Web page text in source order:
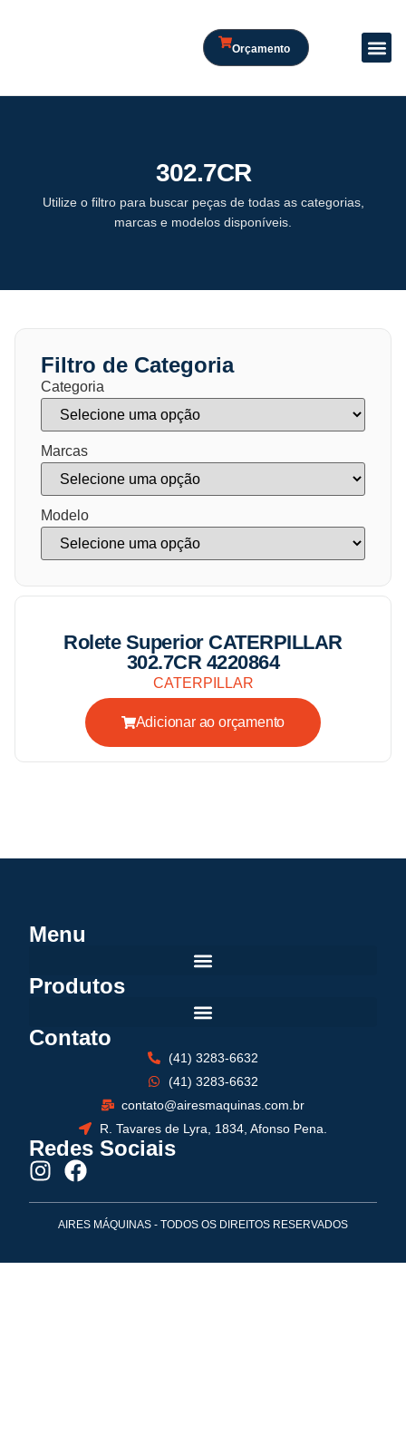
Orçamento
302.7CR
Utilize o filtro para buscar peças de todas as categorias,
marcas e modelos disponíveis.
Filtro de Categoria
Categoria
Marcas
Modelo
Rolete Superior CATERPILLAR
302.7CR 4220864
CATERPILLAR
Adicionar ao orçamento
Menu
Produtos
Contato
(41) 3283-6632
(41) 3283-6632
contato@airesmaquinas.com.br
R. Tavares de Lyra, 1834, Afonso Pena.
Redes Sociais
AIRES MÁQUINAS - TODOS OS DIREITOS RESERVADOS